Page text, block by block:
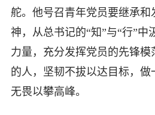
舵。他号召青年党员要继承和
神，从总书记的“知”与“行”中
力量，充分发挥党员的先锋模
的人，坚韧不拔以达目标，
无畏以攀高峰。